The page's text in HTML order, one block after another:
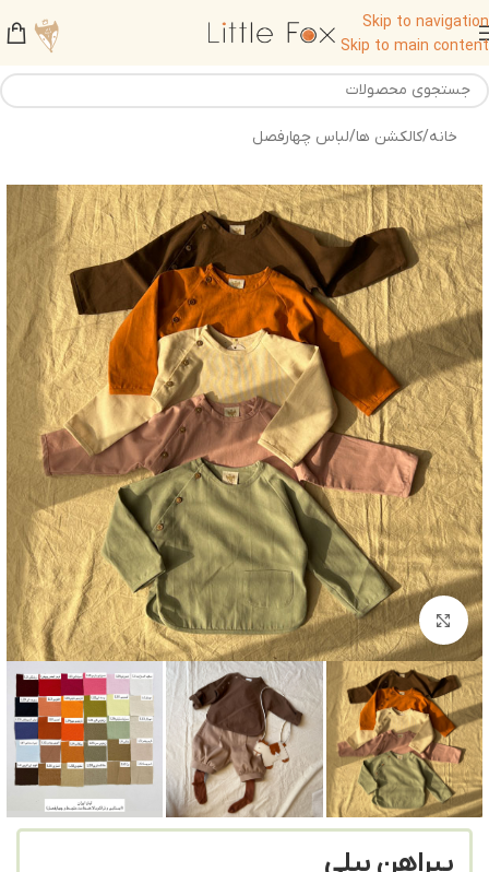
Skip to navigation
Skip to main content
خانه/کالکشن ها/لباس چهارفصل
بزرگنمایی تصویر
پیراهن بیلی